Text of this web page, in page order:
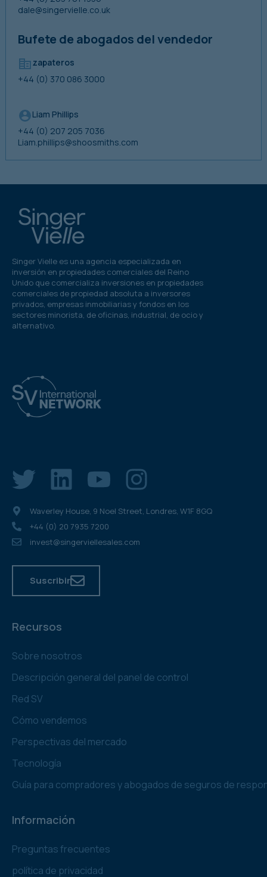
dale@singervielle.co.uk
Bufete de abogados del vendedor
zapateros
+44 (0) 370 086 3000
Liam Phillips
+44 (0) 207 205 7036
Liam.phillips@shoosmiths.com
Singer Vielle es una agencia especializada en
inversión en propiedades comerciales del Reino
Unido que comercializa inversiones en propiedades
comerciales de propiedad absoluta a inversores
privados, empresas inmobiliarias y fondos en los
sectores minorista, de oficinas, industrial, de ocio y
alternativo.
Recursos
Sobre nosotros
Descripción general del panel de control
Red SV
Cómo vendemos
Perspectivas del mercado
Tecnología
Guía para compradores y abogados de seguros de
Información
Preguntas frecuentes
política de privacidad
Waverley House, 9 Noel Street, Londres, W1F 8GQ
+44 (0) 20 7935 7200
invest@singerviellesales.com
Suscribir